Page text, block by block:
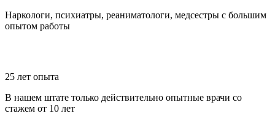
Наркологи, психиатры, реаниматологи, медсестры с большим
опытом работы
25 лет опыта
В нашем штате только действительно опытные врачи со
стажем от 10 лет